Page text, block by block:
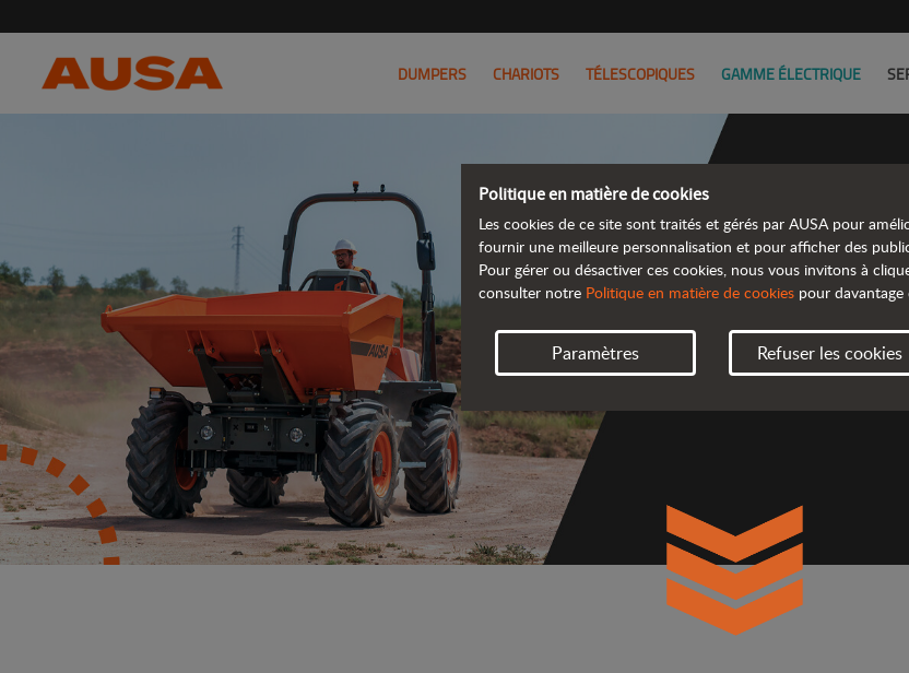
DUMPERS CHARIOTS TÉLESCOPIQUES GAMME ÉLECTRIQUE
Politique en matière de cookies
Les cookies de ce site sont traités et gérés par AUSA pour
fournir une meilleure personnalisation et pour afficher des
Pour gérer ou désactiver ces cookies, nous vous invitons à
consulter notre Politique en matière de cookies pour
Paramètres Refuser les cookies